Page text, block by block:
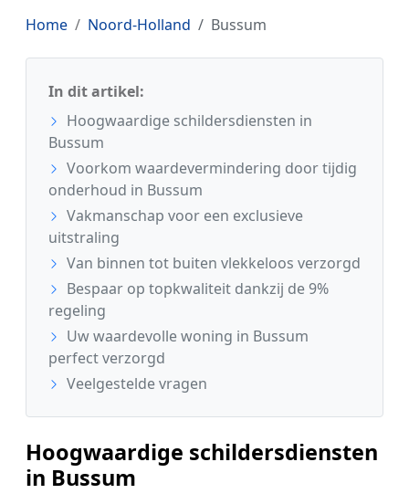
Home Noord-Holland Bussum
In dit artikel:
Hoogwaardige schildersdiensten in
Bussum
Voorkom waardevermindering door tijdig
onderhoud in Bussum
Vakmanschap voor een exclusieve
uitstraling
Van binnen tot buiten vlekkeloos verzorgd
Bespaar op topkwaliteit dankzij de 9%
regeling
Uw waardevolle woning in Bussum
perfect verzorgd
Veelgestelde vragen
Hoogwaardige schildersdiensten
in Bussum